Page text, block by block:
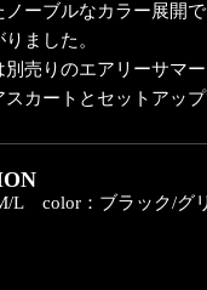
ノーブルなカラー展開
ました。
別売りのエアリーサマ
スカートとセットアッ
L color：ブラック/グ